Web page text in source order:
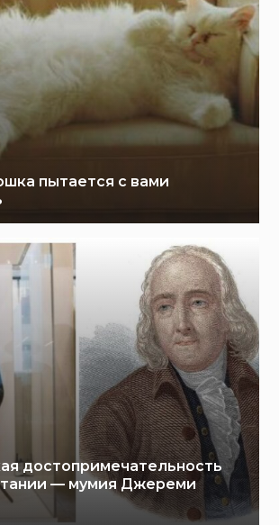
пытается с вами
достопримечательность
— мумия Джереми